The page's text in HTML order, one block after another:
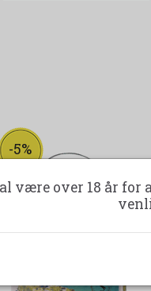
-5%
være over 18 år for